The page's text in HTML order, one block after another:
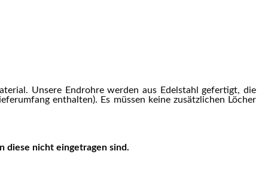
Unsere Endrohre werden aus Edelstahl gefertigt, die
enthalten). Es müssen keine zusätzlichen Löcher
diese nicht eingetragen sind.